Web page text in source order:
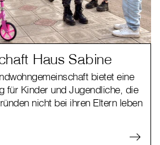
Haus Sabine
bietet eine
für Kinder und Jugendliche, die
nicht bei ihren Eltern leben